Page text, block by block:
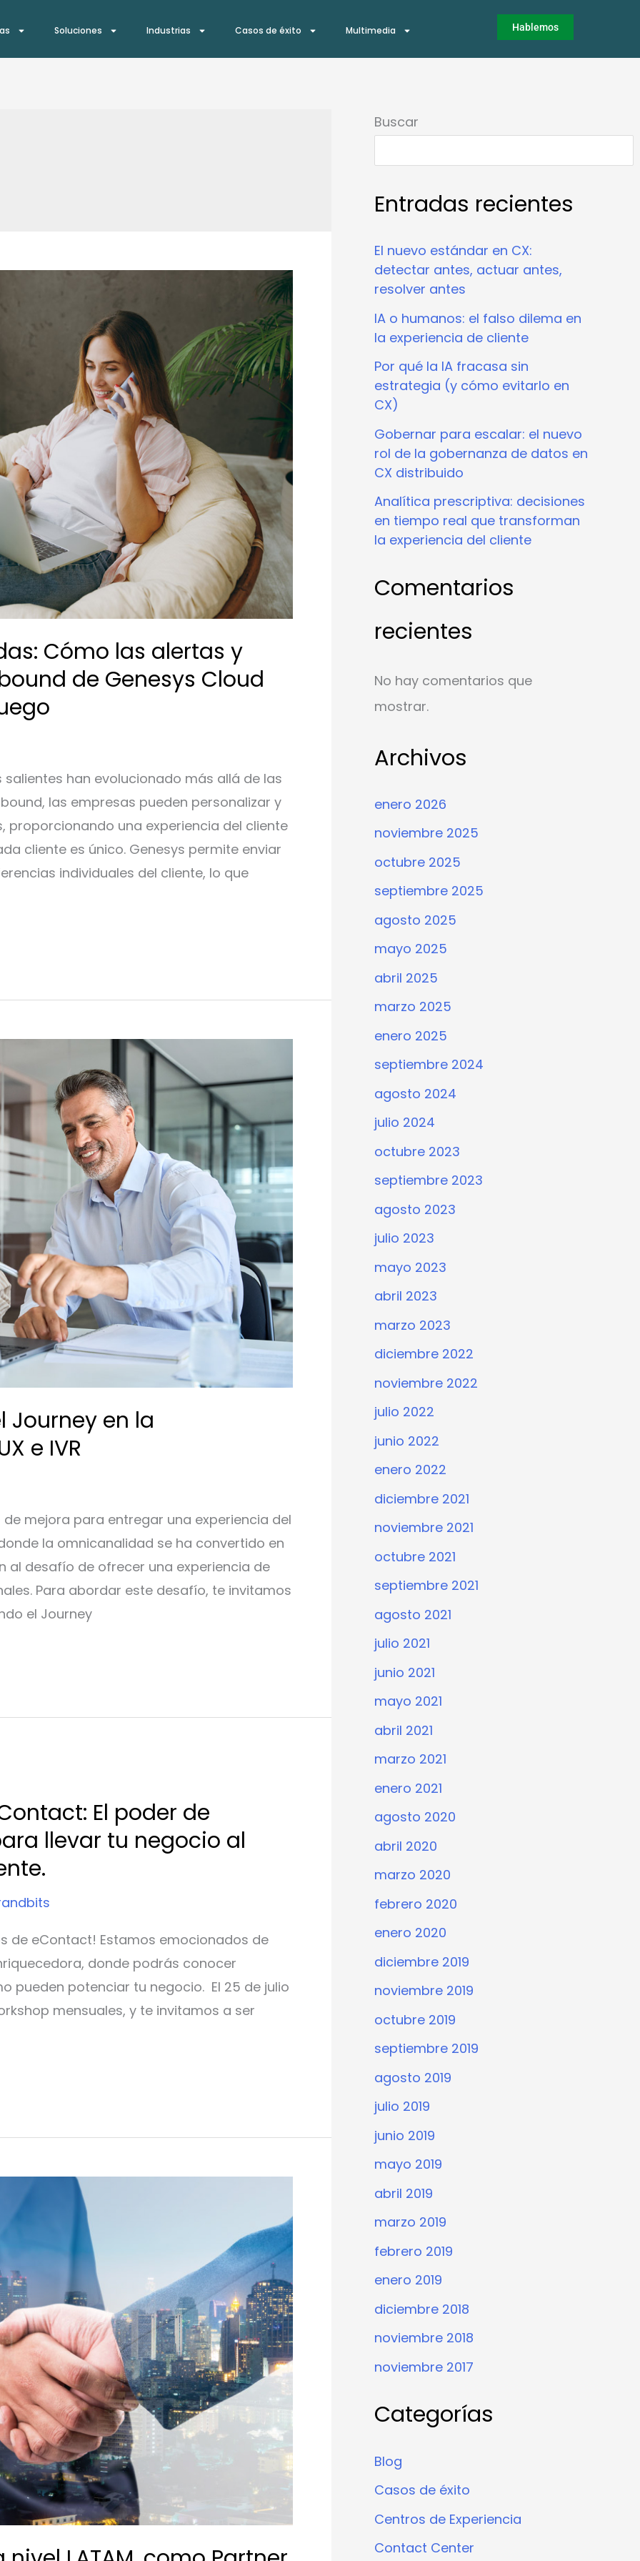
Soluciones Industrias Casos de éxito Multimedia Hablemos
Cómo las alertas y
de Genesys Cloud
han evolucionado más allá de las
las empresas pueden personalizar y
una experiencia del cliente
cliente es único. Genesys permite enviar
individuales del cliente, lo que
Journey en la
e IVR
mejora para entregar una experiencia del
la omnicanalidad se ha convertido en
al desafío de ofrecer una experiencia de
Para abordar este desafío, te invitamos
el Journey
El poder de
llevar tu negocio al
de eContact! Estamos emocionados de
donde podrás conocer
pueden potenciar tu negocio. El 25 de julio
mensuales, y te invitamos a ser
Buscar
Entradas recientes
El nuevo estándar en CX:
detectar antes, actuar antes,
resolver antes
IA o humanos: el falso dilema en
la experiencia de cliente
Por qué la IA fracasa sin
estrategia (y cómo evitarlo en
CX)
Gobernar para escalar: el nuevo
rol de la gobernanza de datos en
CX distribuido
Analítica prescriptiva: decisiones
en tiempo real que transforman
la experiencia del cliente
Comentarios
recientes
No hay comentarios que
mostrar.
Archivos
enero 2026
noviembre 2025
octubre 2025
septiembre 2025
agosto 2025
mayo 2025
abril 2025
marzo 2025
enero 2025
septiembre 2024
agosto 2024
julio 2024
octubre 2023
septiembre 2023
agosto 2023
julio 2023
mayo 2023
abril 2023
marzo 2023
diciembre 2022
noviembre 2022
julio 2022
junio 2022
enero 2022
diciembre 2021
noviembre 2021
octubre 2021
septiembre 2021
agosto 2021
julio 2021
junio 2021
mayo 2021
abril 2021
marzo 2021
enero 2021
agosto 2020
abril 2020
marzo 2020
febrero 2020
enero 2020
diciembre 2019
noviembre 2019
octubre 2019
septiembre 2019
agosto 2019
julio 2019
junio 2019
mayo 2019
abril 2019
marzo 2019
febrero 2019
enero 2019
diciembre 2018
noviembre 2018
noviembre 2017
Categorías
Blog
Casos de éxito
Centros de Experiencia
Contact Center